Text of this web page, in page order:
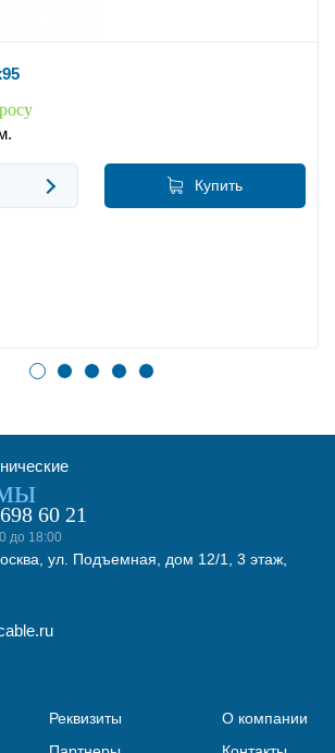
Купить
60 21
до 18:00
ул. Подъемная, дом 12/1, 3 этаж,
Реквизиты
О компании